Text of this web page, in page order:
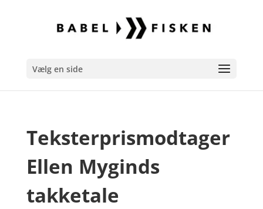
Vælg en side
Teksterprismodtager
Ellen Myginds
takketale